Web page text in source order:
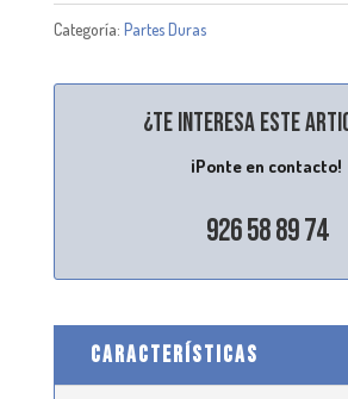
Categoría: Partes Duras
¿Te interesa este
¡Ponte en contacto!
926 58 89 74
CARACTERÍSTICAS